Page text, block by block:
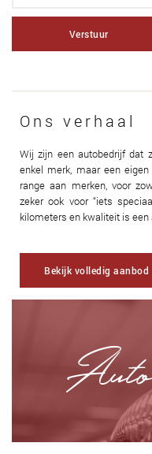
Verstuur
Ons verhaal
Wij zijn een autobedrijf dat
enkel merk, maar een
range aan merken, voor
zeker ook voor “iets
kilometers en kwaliteit is
Bekijk volledig aanbod